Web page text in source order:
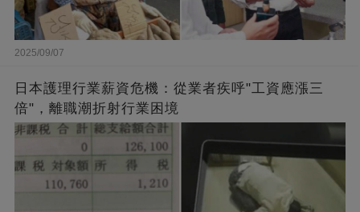
2025/09/07
日本護理行業薪資危機：從業者疾呼"工資應漲三
倍"，離職潮折射行業困境